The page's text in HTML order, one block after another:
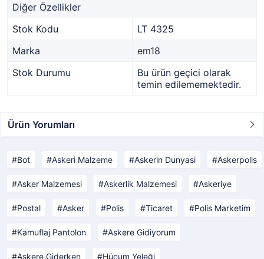
Diğer Özellikler
Stok Kodu
LT 4325
Marka
em18
Stok Durumu
Bu ürün geçici olarak
temin edilememektedir.
Ürün Yorumları
Bot Askeri Malzeme Askerin Dunyasi Askerpolis
Asker Malzemesi Askerlik Malzemesi Askeriye
Postal Asker Polis Ticaret Polis Marketim
Kamuflaj Pantolon Askere Gidiyorum
Askere Giderken Hücum Yeleği